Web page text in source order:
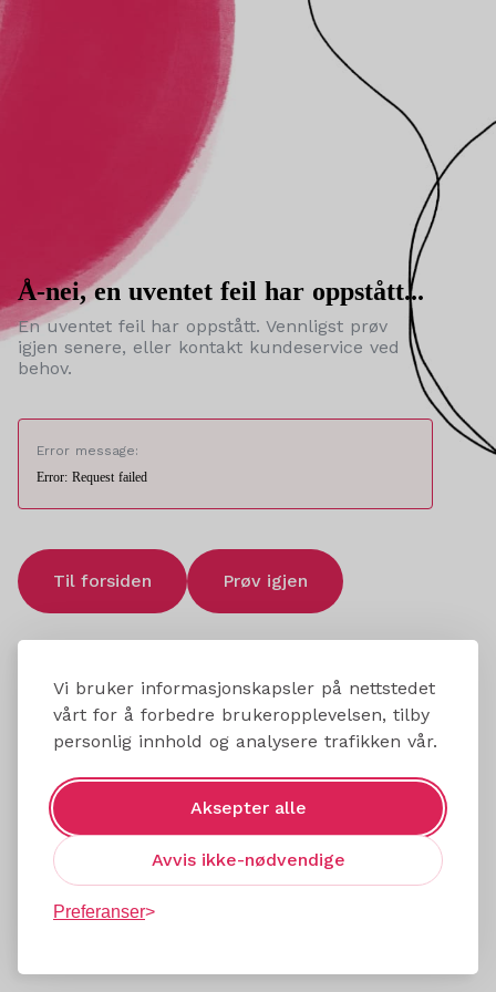
Vi bruker informasjonskapsler på nettstedet
vårt for å forbedre brukeropplevelsen, tilby
personlig innhold og analysere trafikken vår.
Aksepter alle
Avvis ikke-nødvendige
Preferanser
Å-nei, en uventet feil har oppstått...
En uventet feil har oppstått. Vennligst prøv
igjen senere, eller kontakt kundeservice ved
behov.
Error message:
Error: Request failed
Til forsiden Prøv igjen